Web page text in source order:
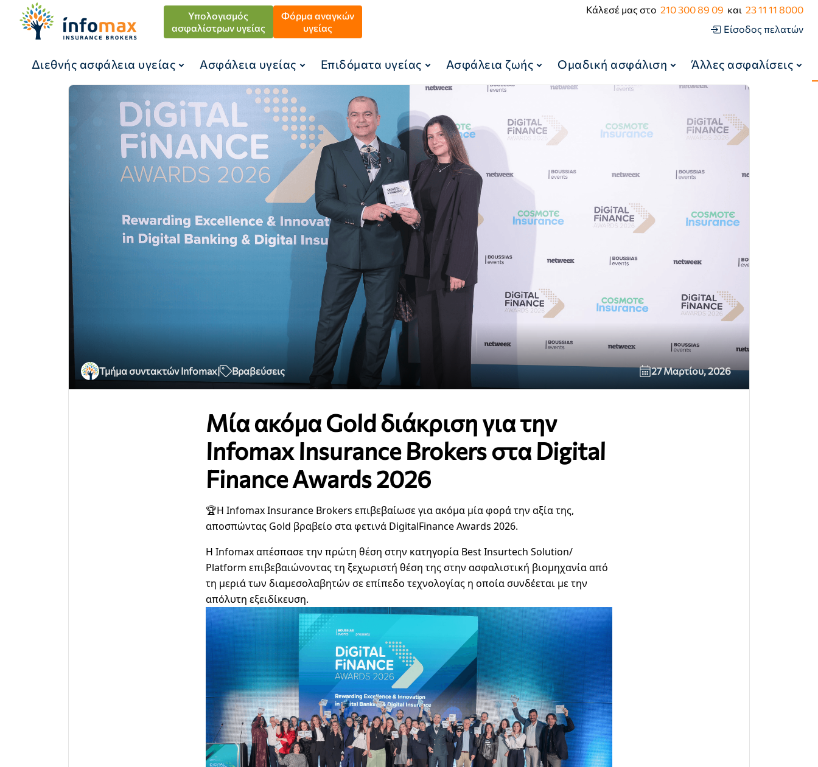
Υπολογισμός
ασφαλίστρων υγείας
Φόρμα αναγκών
υγείας
Κάλεσέ μας στο 210 300 89 09 και 23 11 11 8000
Είσοδος πελατών
Διεθνής ασφάλεια υγείας Ασφάλεια υγείας Επιδόματα υγείας Ασφάλεια ζωής Ομαδική ασφάλιση Άλλες ασφαλίσεις
Τμήμα συντακτών Infomax| Βραβεύσεις 27 Μαρτίου, 2026
Μία ακόμα Gold διάκριση για την
Infomax Insurance Brokers στα Digital
Finance Awards 2026
🏆Η Infomax Insurance Brokers επιβεβαίωσε για ακόμα μία φορά την αξία της,
αποσπώντας Gold βραβείο στα φετινά DigitalFinance Awards 2026.
Η Infomax απέσπασε την πρώτη θέση στην κατηγορία Best Insurtech Solution/
Platform επιβεβαιώνοντας τη ξεχωριστή θέση της στην ασφαλιστική βιομηχανία από
τη μεριά των διαμεσολαβητών σε επίπεδο τεχνολογίας η οποία συνδέεται με την
απόλυτη εξειδίκευση.